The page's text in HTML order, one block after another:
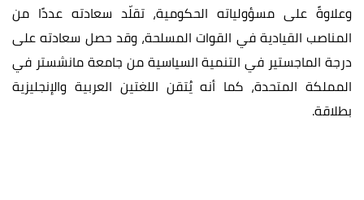
وعلاوةً على مسؤولياته الحكومية، تقلّد سعادته عددًا من
المناصب القيادية في القوات المسلحة، وقد حصل سعادته على
درجة الماجستير في التنمية السياسية من جامعة مانشستر في
المملكة المتحدة، كما أنه يُتقن اللغتين العربية والإنجليزية
بطلاقة.